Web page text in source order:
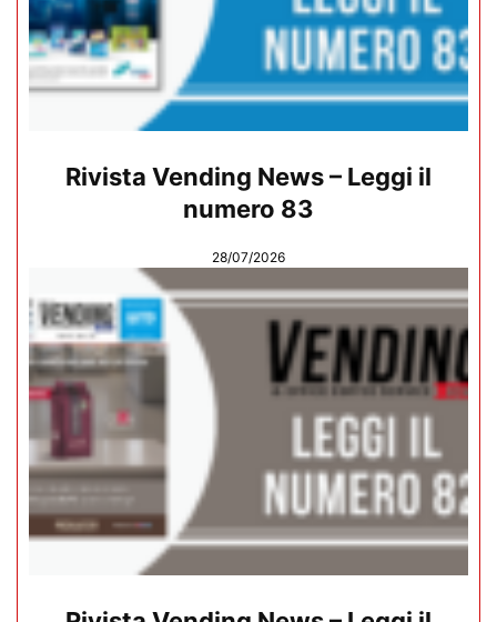
Rivista Vending News – Leggi il
numero 83
28/07/2026